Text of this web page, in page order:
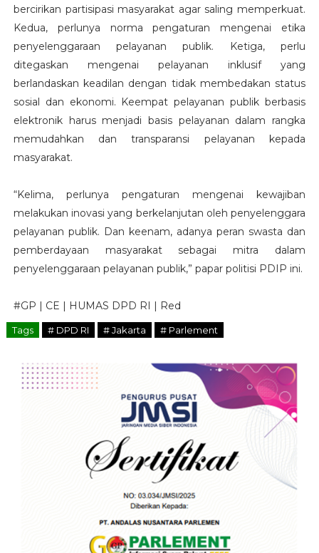
bercirikan partisipasi masyarakat agar saling memperkuat.
Kedua, perlunya norma pengaturan mengenai etika
penyelenggaraan pelayanan publik. Ketiga, perlu
ditegaskan mengenai pelayanan inklusif yang
berlandaskan keadilan dengan tidak membedakan status
sosial dan ekonomi. Keempat pelayanan publik berbasis
elektronik harus menjadi basis pelayanan dalam rangka
memudahkan dan transparansi pelayanan kepada
masyarakat.
“Kelima, perlunya pengaturan mengenai kewajiban
melakukan inovasi yang berkelanjutan oleh penyelenggara
pelayanan publik. Dan keenam, adanya peran swasta dan
pemberdayaan masyarakat sebagai mitra dalam
penyelenggaraan pelayanan publik,” papar politisi PDIP ini.
#GP | CE | HUMAS DPD RI | Red
Tags # DPD RI # Jakarta # Parlement